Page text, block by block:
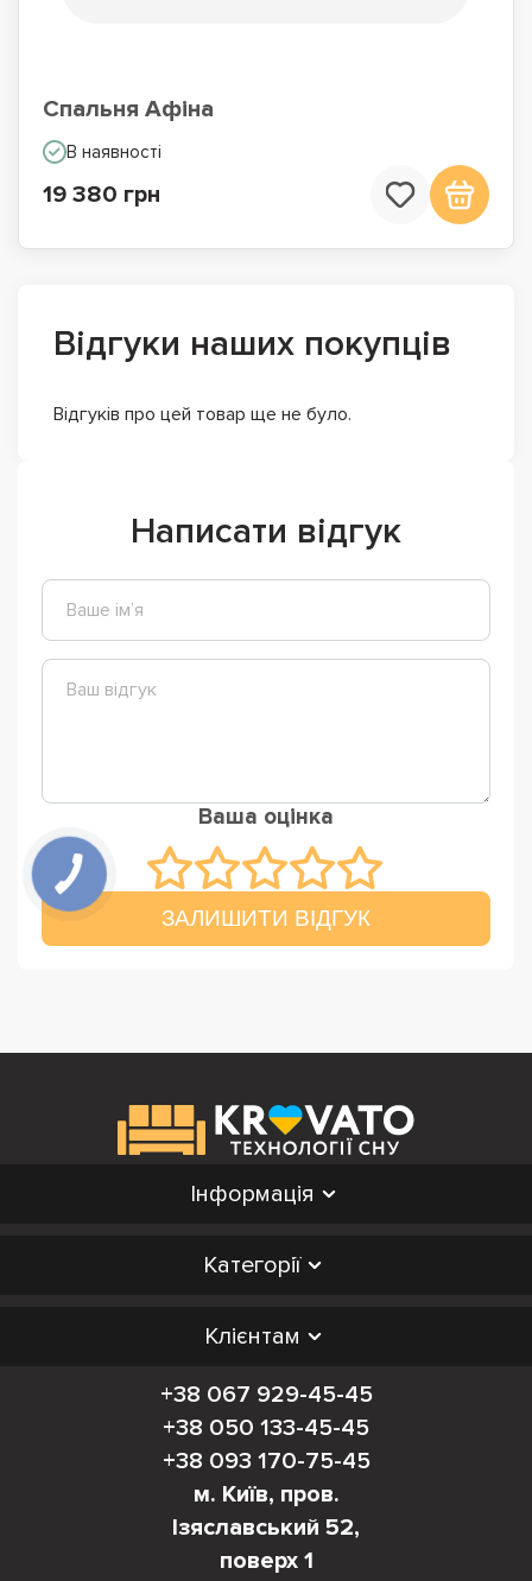
Спальня Афіна
В наявності
19 380 грн
Відгуки наших покупців
Відгуків про цей товар ще не було.
Написати відгук
Ваша оцінка
ЗАЛИШИТИ ВІДГУК
Інформація
Категорії
Клієнтам
+38 067 929-45-45
+38 050 133-45-45
+38 093 170-75-45
м. Київ, пров.
Ізяславський 52,
поверх 1